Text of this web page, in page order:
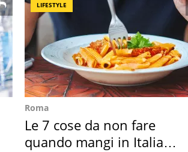
LIFESTYLE
Roma
Le 7 cose da non fare
quando mangi in Italia